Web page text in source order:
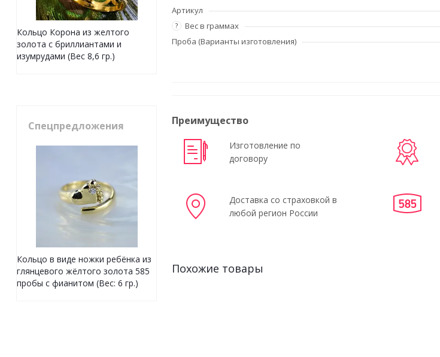
Артикул
? Вес в граммах
Проба (Варианты изготовления)
Преимущество
Изготовление по
договору
Доставка со страховкой в
любой регион России
Похожие товары
Кольцо Корона из желтого
золота с бриллиантами и
изумрудами (Вес 8,6 гр.)
Спецпредложения
Кольцо в виде ножки ребёнка из
глянцевого жёлтого золота 585
пробы с фианитом (Вес: 6 гр.)